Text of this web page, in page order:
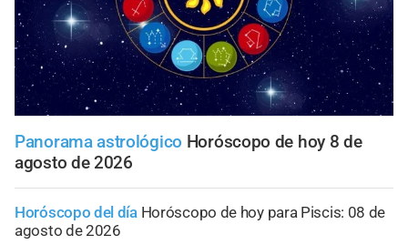
Panorama astrológico Horóscopo de hoy 8 de
agosto de 2026
Horóscopo del día Horóscopo de hoy para Piscis: 08 de
agosto de 2026